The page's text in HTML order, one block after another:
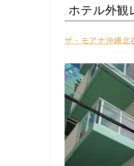
ホテル外観
ザ・モアナ沖縄北